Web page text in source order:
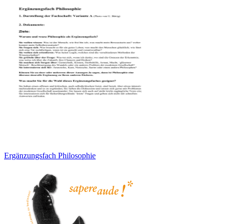
Ergänzungsfach Philosophie